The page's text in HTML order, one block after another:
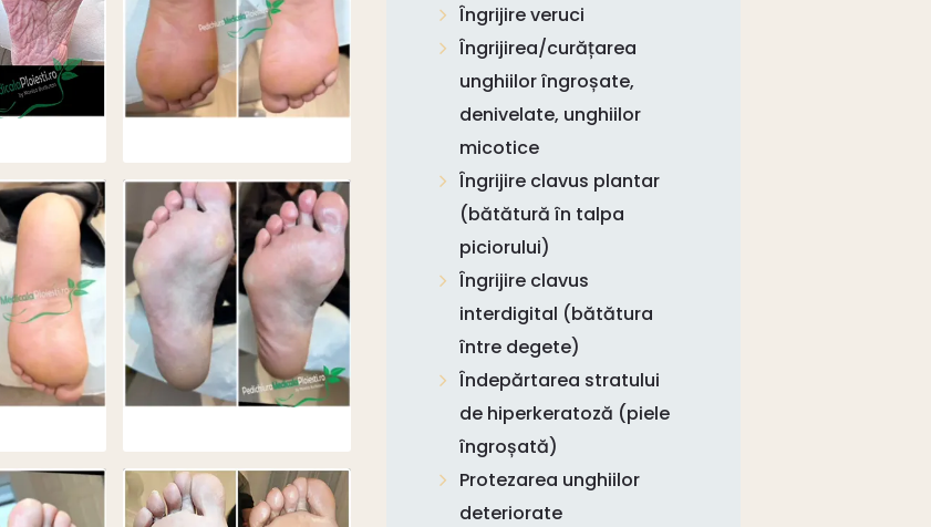
Îngrijire veruci
Îngrijirea/curățarea
unghiilor îngroșate,
denivelate, unghiilor
micotice
Îngrijire clavus plantar
(bătătură în talpa
piciorului)
Îngrijire clavus
interdigital (bătătura
între degete)
Îndepărtarea stratului
de hiperkeratoză (piele
îngroșată)
Protezarea unghiilor
deteriorate